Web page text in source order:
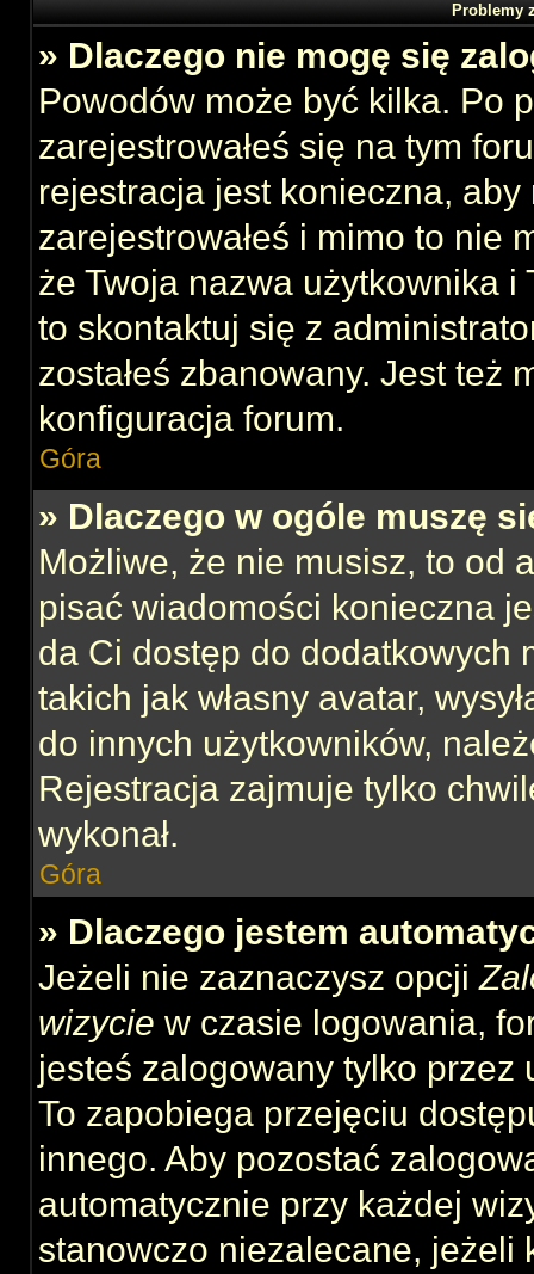
Problemy
» Dlaczego nie mogę się
Powodów może być kilka. Po
zarejestrowałeś się na tym
rejestracja jest konieczna,
zarejestrowałeś i mimo to nie
że Twoja nazwa użytkownika i
to skontaktuj się z
zostałeś zbanowany. Jest też
konfiguracja forum.
Góra
» Dlaczego w ogóle muszę
Możliwe, że nie musisz, to od
pisać wiadomości konieczna
da Ci dostęp do dodatkowych
takich jak własny avatar,
do innych użytkowników,
Rejestracja zajmuje tylko
wykonał.
Góra
» Dlaczego jestem
Jeżeli nie zaznaczysz opcji
wizycie w czasie logowania,
jesteś zalogowany tylko
To zapobiega przejęciu
innego. Aby pozostać
automatycznie przy każdej
stanowczo niezalecane, jeżeli